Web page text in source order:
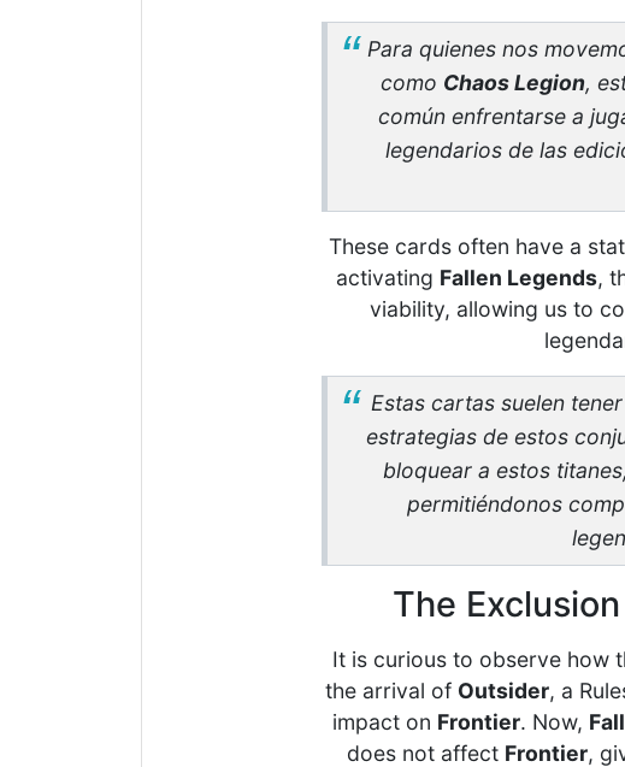
Para quienes nos
como Chaos Legion,
común enfrentarse a
legendarios de las
These cards often have a
activating Fallen Legends,
viability, allowing us to
Estas cartas suelen
estrategias de estos
bloquear a estos
permitiéndonos
The
It is curious to observe how
the arrival of Outsider, a
impact on Frontier. Now,
does not affect Frontier,